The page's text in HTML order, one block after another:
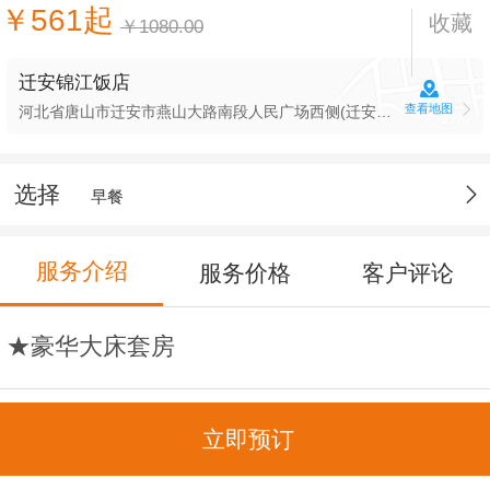
￥561起 ￥1080.00 收藏
迁安锦江饭店
河北省唐山市迁安市燕山大路南段人民广场西侧(迁安锦江饭店(燕山大路店)) 查看地图
选择 早餐
服务介绍 服务价格 客户评论
★豪华大床套房
立即预订